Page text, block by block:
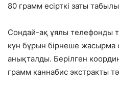
80 грамм есірткі заты
Сондай-ақ ұялы телефонды
күн бұрын бірнеше жасырма
анықталды. Берілген
грамм каннабис экстракты